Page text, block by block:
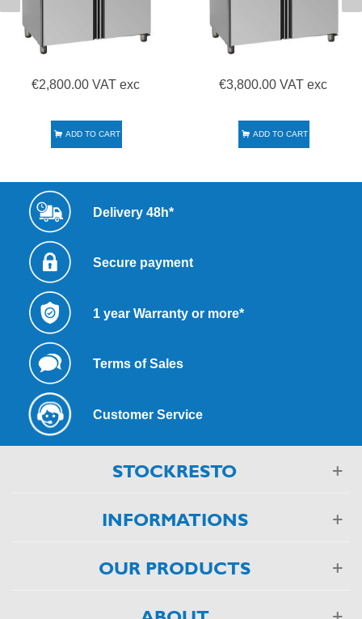
€2,800.00 VAT exc
ADD TO CART
€3,800.00 VAT exc
ADD TO CART
Delivery 48h*
Secure payment
1 year Warranty or more*
Terms of Sales
Customer Service
STOCKRESTO
INFORMATIONS
OUR PRODUCTS